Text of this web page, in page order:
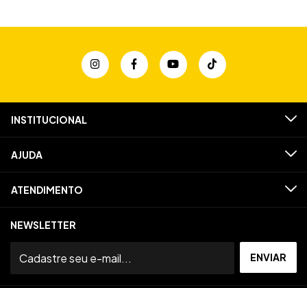
INSTITUCIONAL
AJUDA
ATENDIMENTO
NEWSLETTER